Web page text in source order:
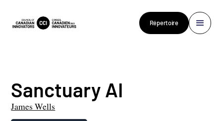
Répertoire
Sanctuary AI
James Wells